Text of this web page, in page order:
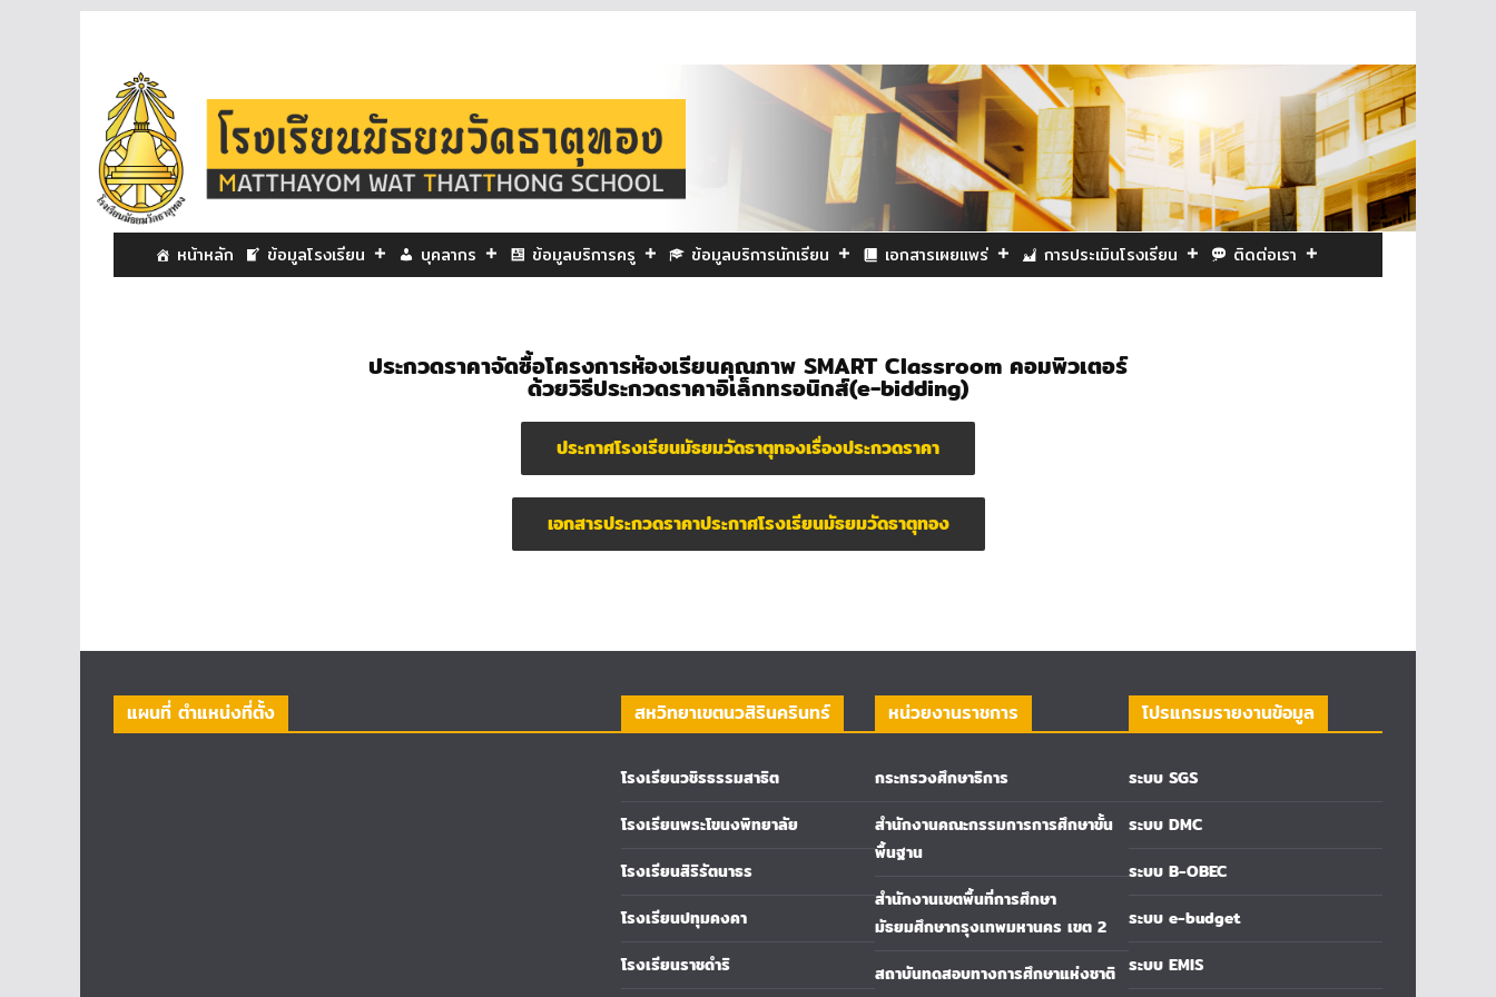
หน้าหลัก ข้อมูลโรงเรียน บุคลากร ข้อมูลบริการครู ข้อมูลบริการนักเรียน เอกสารเผยแพร่ การประเมินโรงเรียน ติดต่อเรา
ประกวดราคาจัดซื้อโครงการห้องเรียนคุณภาพ SMART Classroom คอมพิวเตอร์
ด้วยวิธีประกวดราคาอิเล็กทรอนิกส์(e-bidding)
ประกาศโรงเรียนมัธยมวัดธาตุทองเรื่องประกวดราคา
เอกสารประกวดราคาประกาศโรงเรียนมัธยมวัดธาตุทอง
แผนที่ ตำแหน่งที่ตั้ง สหวิทยาเขตนวสิรินครินทร์
โรงเรียนวชิรธรรมสาธิต
โรงเรียนพระโขนงพิทยาลัย
โรงเรียนสิริรัตนาธร
โรงเรียนปทุมคงคา
โรงเรียนราชดำริ
หน่วยงานราชการ
กระทรวงศึกษาธิการ
สำนักงานคณะกรรมการการศึกษาขั้น
พื้นฐาน
สำนักงานเขตพื้นที่การศึกษา
มัธยมศึกษากรุงเทพมหานคร เขต 2
สถาบันทดสอบทางการศึกษาแห่งชาติ
โปรแกรมรายงานข้อมูล
ระบบ SGS
ระบบ DMC
ระบบ B-OBEC
ระบบ e-budget
ระบบ EMIS